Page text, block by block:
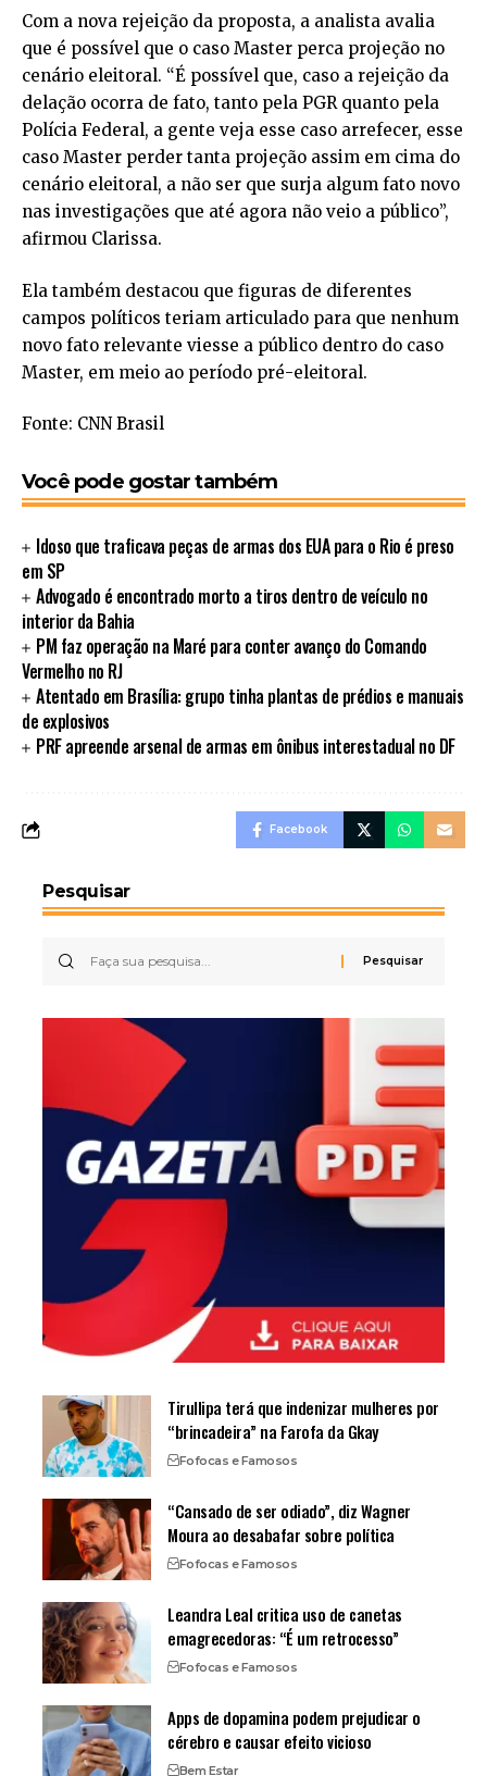
Com a nova rejeição da proposta, a analista avalia
que é possível que o caso Master perca projeção no
cenário eleitoral. “É possível que, caso a rejeição da
delação ocorra de fato, tanto pela PGR quanto pela
Polícia Federal, a gente veja esse caso arrefecer, esse
caso Master perder tanta projeção assim em cima do
cenário eleitoral, a não ser que surja algum fato novo
nas investigações que até agora não veio a público”,
afirmou Clarissa.
Ela também destacou que figuras de diferentes
campos políticos teriam articulado para que nenhum
novo fato relevante viesse a público dentro do caso
Master, em meio ao período pré-eleitoral.
Fonte: CNN Brasil
Você pode gostar também
Idoso que traficava peças de armas dos EUA para o Rio é preso
em SP
Advogado é encontrado morto a tiros dentro de veículo no
interior da Bahia
PM faz operação na Maré para conter avanço do Comando
Vermelho no RJ
Atentado em Brasília: grupo tinha plantas de prédios e manuais
de explosivos
PRF apreende arsenal de armas em ônibus interestadual no DF
Facebook
Pesquisar
Tirullipa terá que indenizar mulheres por
“brincadeira” na Farofa da Gkay
Fofocas e Famosos
“Cansado de ser odiado”, diz Wagner
Moura ao desabafar sobre política
Fofocas e Famosos
Leandra Leal critica uso de canetas
emagrecedoras: “É um retrocesso”
Fofocas e Famosos
Apps de dopamina podem prejudicar o
cérebro e causar efeito vicioso
Bem Estar